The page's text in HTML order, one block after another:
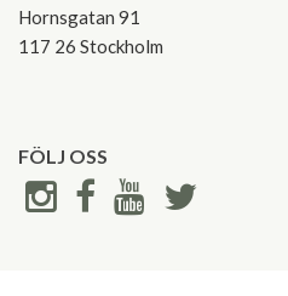
Hornsgatan 91
117 26 Stockholm
FÖLJ OSS